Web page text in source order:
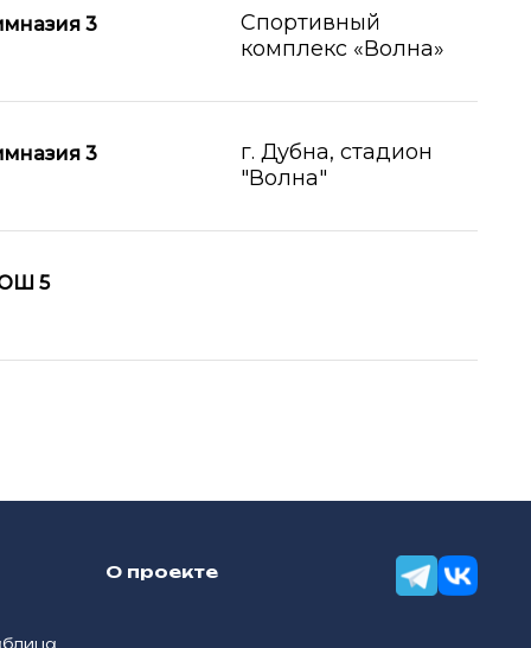
3
Спортивный
комплекс «Волна»
3
г. Дубна, стадион
"Волна"
5
О проекте